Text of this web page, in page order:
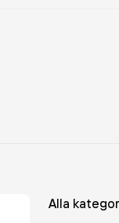
Alla